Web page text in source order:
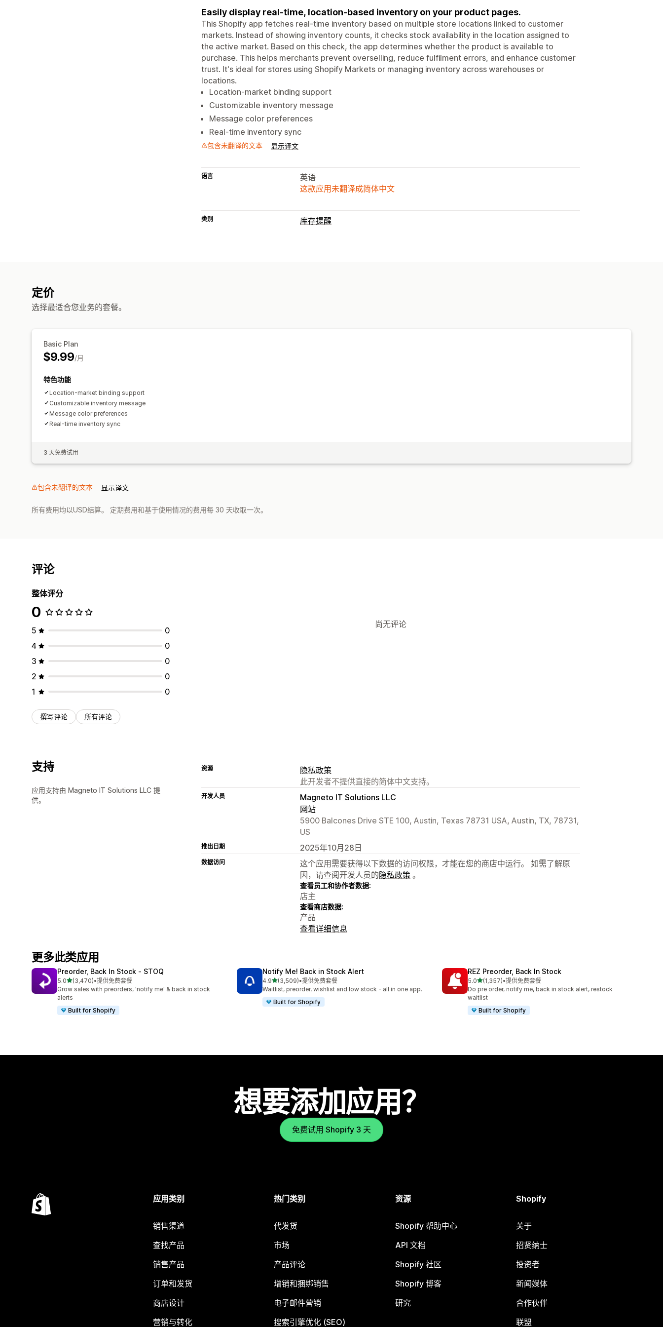
Easily display real-time, location-based inventory on your product pages.
This Shopify app fetches real-time inventory based on multiple store locations linked to customer
markets. Instead of showing inventory counts, it checks stock availability in the location assigned to
the active market. Based on this check, the app determines whether the product is available to
purchase. This helps merchants prevent overselling, reduce fulfilment errors, and enhance customer
trust. It's ideal for stores using Shopify Markets or managing inventory across warehouses or
locations.
Location-market binding support
Customizable inventory message
Message color preferences
Real-time inventory sync
包含未翻译的文本 显示译文
语言
英语
这款应用未翻译成简体中文
类别 库存提醒
定价
选择最适合您业务的套餐。
Basic Plan
$9.99/月
特色功能
Location-market binding support
Customizable inventory message
Message color preferences
Real-time inventory sync
3 天免费试用
包含未翻译的文本 显示译文
所有费用均以USD结算。 定期费用和基于使用情况的费用每 30 天收取一次。
评论
整体评分
0
5
0
4
0
3
0
2
0
1
0
撰写评论 所有评论
尚无评论
支持
应用支持由 Magneto IT Solutions LLC 提
供。
资源
隐私政策
此开发者不提供直接的简体中文支持。
开发人员
Magneto IT Solutions LLC
网站
5900 Balcones Drive STE 100, Austin, Texas 78731 USA, Austin, TX, 78731,
US
推出日期 2025年10月28日
数据访问
这个应用需要获得以下数据的访问权限，才能在您的商店中运行。 如需了解原
因，请查阅开发人员的隐私政策 。
查看员工和协作者数据:
店主
查看商店数据:
产品
查看详细信息
更多此类应用
Preorder, Back In Stock ‑ STOQ
5.0星（满分 5 星）
(3,470)
总共 3470 条评论
•提供免费套餐
Grow sales with preorders, 'notify me' & back in stock
alerts
Built for Shopify
Notify Me! Back in Stock Alert
4.9星（满分 5 星）
(3,509)
总共 3509 条评论
•提供免费套餐
Waitlist, preorder, wishlist and low stock - all in one app.
Built for Shopify
REZ Preorder, Back In Stock
5.0星（满分 5 星）
(1,357)
总共 1357 条评论
•提供免费套餐
Do pre order, notify me, back in stock alert, restock
waitlist
Built for Shopify
想要添加应用？
免费试用 Shopify 3 天
应用类别
销售渠道
查找产品
销售产品
订单和发货
商店设计
营销与转化
热门类别
代发货
市场
产品评论
增销和捆绑销售
电子邮件营销
搜索引擎优化 (SEO)
资源
Shopify 帮助中心
API 文档
Shopify 社区
Shopify 博客
研究
Shopify
关于
招贤纳士
投资者
新闻媒体
合作伙伴
联盟